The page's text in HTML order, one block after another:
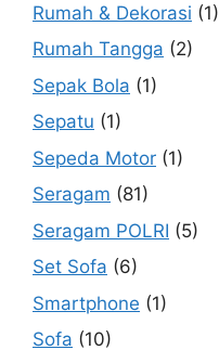
Rumah & Dekorasi (1)
Rumah Tangga (2)
Sepak Bola (1)
Sepatu (1)
Sepeda Motor (1)
Seragam (81)
Seragam POLRI (5)
Set Sofa (6)
Smartphone (1)
Sofa (10)